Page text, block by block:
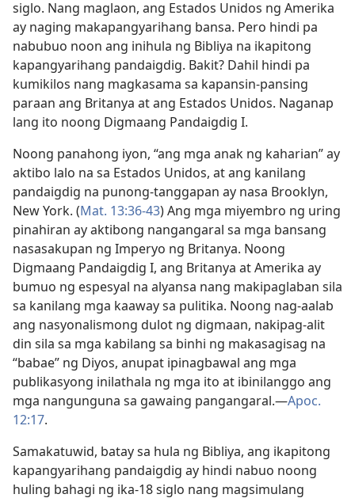
siglo. Nang maglaon, ang Estados Unidos ng Amerika
ay naging makapangyarihang bansa. Pero hindi pa
nabubuo noon ang inihula ng Bibliya na ikapitong
kapangyarihang pandaigdig. Bakit? Dahil hindi pa
kumikilos nang magkasama sa kapansin-pansing
paraan ang Britanya at ang Estados Unidos. Naganap
lang ito noong Digmaang Pandaigdig I.
Noong panahong iyon, “ang mga anak ng kaharian” ay
aktibo lalo na sa Estados Unidos, at ang kanilang
pandaigdig na punong-tanggapan ay nasa Brooklyn,
New York. (Mat. 13:36-43) Ang mga miyembro ng uring
pinahiran ay aktibong nangangaral sa mga bansang
nasasakupan ng Imperyo ng Britanya. Noong
Digmaang Pandaigdig I, ang Britanya at Amerika ay
bumuo ng espesyal na alyansa nang makipaglaban sila
sa kanilang mga kaaway sa pulitika. Noong nag-aalab
ang nasyonalismong dulot ng digmaan, nakipag-alit
din sila sa mga kabilang sa binhi ng makasagisag na
“babae” ng Diyos, anupat ipinagbawal ang mga
publikasyong inilathala ng mga ito at ibinilanggo ang
mga nangunguna sa gawaing pangangaral.​—Apoc.
12:17.
Samakatuwid, batay sa hula ng Bibliya, ang ikapitong
kapangyarihang pandaigdig ay hindi nabuo noong
huling bahagi ng ika-18 siglo nang magsimulang